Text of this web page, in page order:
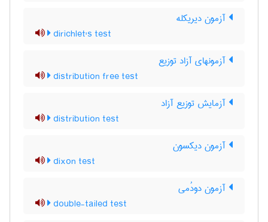
آزمون دیریکله
dirichlet's test
آزمونهای آزاد توزیع
distribution free test
آزمایش توزیع آزاد
distribution test
آزمون دیکسون
dixon test
آزمون دودُمی
double-tailed test